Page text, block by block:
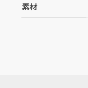
素材